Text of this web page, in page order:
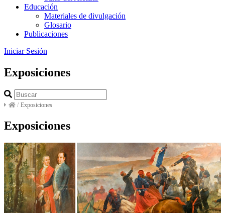
Educación
Materiales de divulgación
Glosario
Publicaciones
Iniciar Sesión
Exposiciones
/ Exposiciones
Exposiciones